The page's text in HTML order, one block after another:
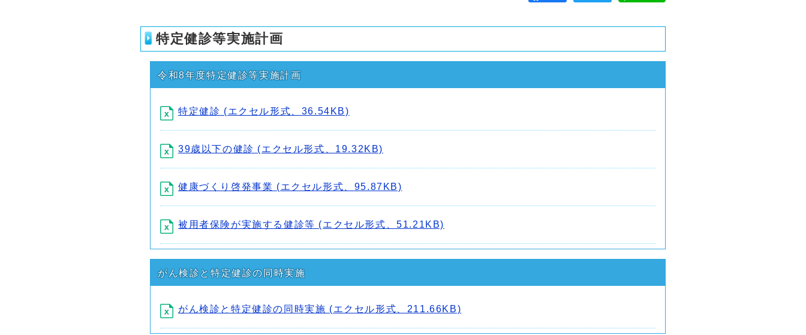
特定健診等実施計画
令和8年度特定健診等実施計画
特定健診 (エクセル形式、36.54KB)
39歳以下の健診 (エクセル形式、19.32KB)
健康づくり啓発事業 (エクセル形式、95.87KB)
被用者保険が実施する健診等 (エクセル形式、51.21KB)
がん検診と特定健診の同時実施
がん検診と特定健診の同時実施 (エクセル形式、211.66KB)